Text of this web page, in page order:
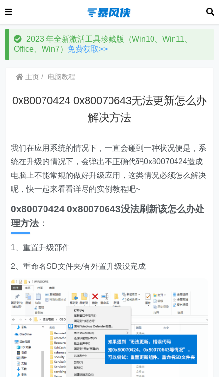
2023 年全新激活工具珍藏版（Win10、Win11、
Office、Win7） 免费获取>>
主页 电脑教程
0x80070424 0x80070643无法更新怎么办
解决方法
我们在应用系统的情况下，一直会碰到一种状况便是，系
统在升级的情况下，会弹出不正确代码0x80070424造成
电脑上不能常规的做好升级应用，这类情况必须怎么解决
呢，快一起来看看详尽的实例教程吧~
0x80070424 0x80070643没法刷新该怎么办处
理方法：
1、重置升级部件
2、重命名SD文件夹/有外置升级没完成